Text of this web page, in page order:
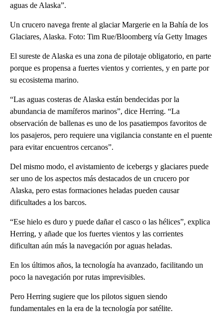
aguas de Alaska”.
Un crucero navega frente al glaciar Margerie en la Bahía de los
Glaciares, Alaska. Foto: Tim Rue/Bloomberg vía Getty Images
El sureste de Alaska es una zona de pilotaje obligatorio, en parte
porque es propensa a fuertes vientos y corrientes, y en parte por
su ecosistema marino.
“Las aguas costeras de Alaska están bendecidas por la
abundancia de mamíferos marinos”, dice Herring. “La
observación de ballenas es uno de los pasatiempos favoritos de
los pasajeros, pero requiere una vigilancia constante en el puente
para evitar encuentros cercanos”.
Del mismo modo, el avistamiento de icebergs y glaciares puede
ser uno de los aspectos más destacados de un crucero por
Alaska, pero estas formaciones heladas pueden causar
dificultades a los barcos.
“Ese hielo es duro y puede dañar el casco o las hélices”, explica
Herring, y añade que los fuertes vientos y las corrientes
dificultan aún más la navegación por aguas heladas.
En los últimos años, la tecnología ha avanzado, facilitando un
poco la navegación por rutas imprevisibles.
Pero Herring sugiere que los pilotos siguen siendo
fundamentales en la era de la tecnología por satélite.